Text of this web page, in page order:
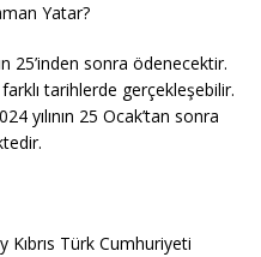
Yatar?
25’inden sonra ödenecektir.
tarihlerde gerçekleşebilir.
yılının 25 Ocak’tan sonra
Türk Cumhuriyeti